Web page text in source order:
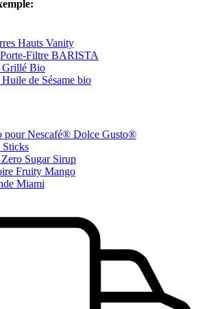
Hauts Vanity
Filtre BARISTA
Grillé Bio
de Sésame bio
pour Nescafé® Dolce Gusto®
Sticks
Sugar Sirup
Fruity Mango
Miami